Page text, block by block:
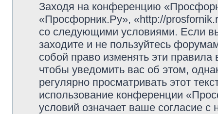
Заходя на конференцию
«Просфорник.Ру», «http://
со следующими условиями. Если
заходите и не пользуйтесь
собой право изменять эти
чтобы уведомить вас об этом,
регулярно просматривать этот
использование конференции
условий означает ваше согласие с